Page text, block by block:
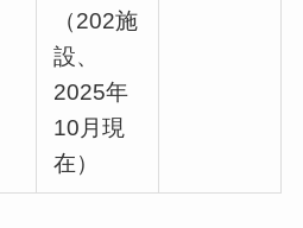
（202施
設、
2025年
10月現
在）